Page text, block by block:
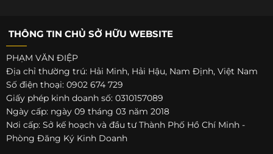
THÔNG TIN CHỦ SỞ HỮU WEBSITE
PHẠM VĂN ĐIỆP
Địa chỉ thường trú: Hải Minh, Hải Hậu, Nam Định, Việt Nam
Số điện thoại: 0902 674 729
Giấy phép kinh doanh số: 0310157089
Ngày cấp: ngày 09 tháng 03 năm 2018
Nơi cấp: Sở kế hoạch và đầu tư Thành Phố Hồ Chí Minh -
Phòng Đăng Ký Kinh Doanh